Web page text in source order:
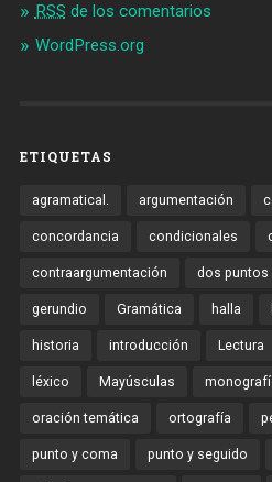
RSS de los comentarios
WordPress.org
ETIQUETAS
agramatical. argumentación
concordancia condicionales
contraargumentación dos puntos
gerundio Gramática halla
historia introducción Lectura
léxico Mayúsculas
oración temática ortografía
punto y coma punto y seguido